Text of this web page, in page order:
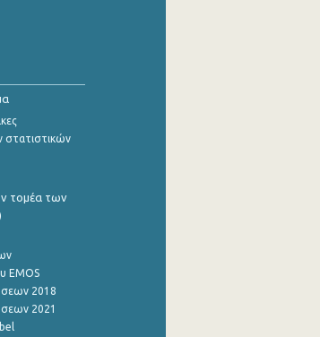
τομέα των
EMOS
2018
2021